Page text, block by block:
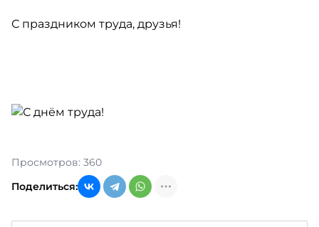
С праздником труда, друзья!
Просмотров: 360
Поделиться: